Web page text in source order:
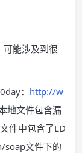
能涉及到很
： http://w
地文件包含漏
件中包含了LD
soap文件下的